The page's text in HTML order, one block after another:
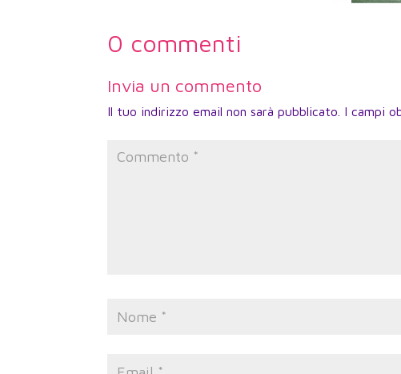
0 commenti
Invia un commento
Il tuo indirizzo email non sarà pubblicato. I campi